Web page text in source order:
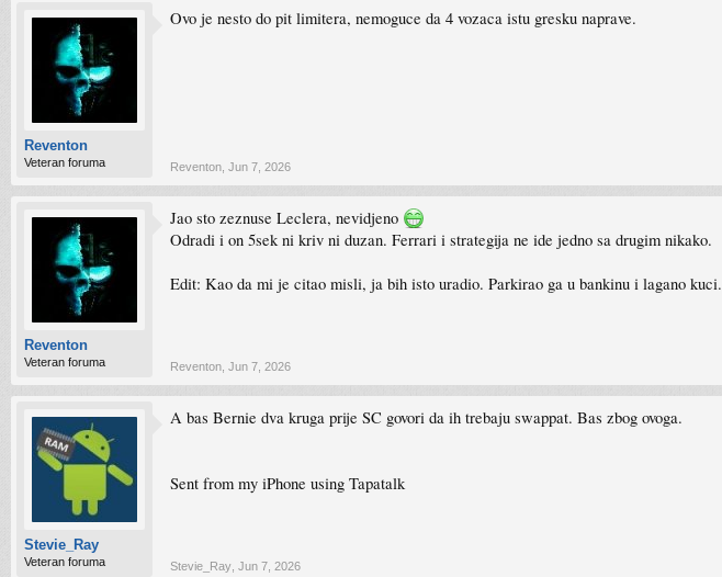
Reventon
Veteran foruma
Ovo je nesto do pit limitera, nemoguce da 4 vozaca istu gresku naprave.
Reventon Jun 7, 2026
Reventon
Veteran foruma
Jao sto zeznuse Leclera, nevidjeno
Odradi i on 5sek ni kriv ni duzan. Ferrari i strategija ne ide jedno sa drugim nikako.
Edit: Kao da mi je citao misli, ja bih isto uradio. Parkirao ga u bankinu i lagano kuci.
Reventon Jun 7, 2026
Stevie_Ray
Veteran foruma
A bas Bernie dva kruga prije SC govori da ih trebaju swappat. Bas zbog ovoga.
Sent from my iPhone using Tapatalk
Stevie_Ray Jun 7, 2026